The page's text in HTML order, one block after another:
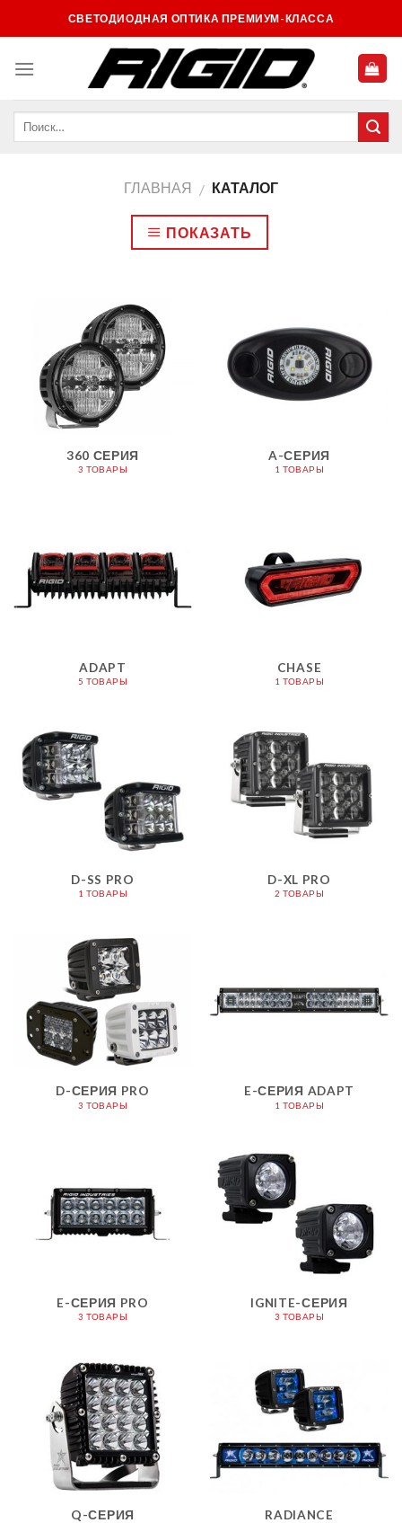
to
СВЕТОДИОДНАЯ ОПТИКА ПРЕМИУМ-КЛАССА
ГЛАВНАЯ / КАТАЛОГ
ПОКАЗАТЬ
360 СЕРИЯ
3 ТОВАРЫ
A-СЕРИЯ
1 ТОВАРЫ
ADAPT
5 ТОВАРЫ
CHASE
1 ТОВАРЫ
D-SS PRO
1 ТОВАРЫ
D-XL PRO
2 ТОВАРЫ
D-СЕРИЯ PRO
3 ТОВАРЫ
E-СЕРИЯ ADAPT
1 ТОВАРЫ
E-СЕРИЯ PRO
3 ТОВАРЫ
IGNITE-СЕРИЯ
3 ТОВАРЫ
Q-СЕРИЯ RADIANCE